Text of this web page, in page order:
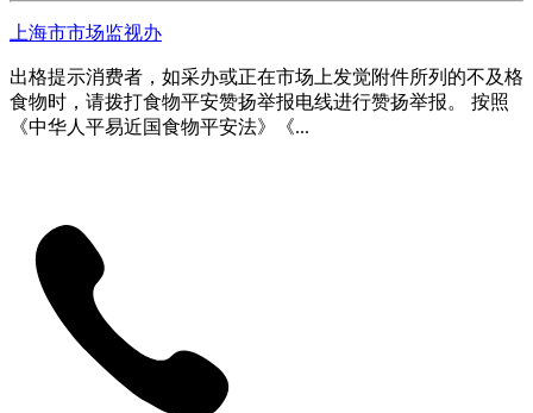
上海市市场监视办
出格提示消费者，如采办或正在市场上发觉附件所列的不及格
食物时，请拨打食物平安赞扬举报电线进行赞扬举报。 按照
《中华人平易近国食物平安法》《...